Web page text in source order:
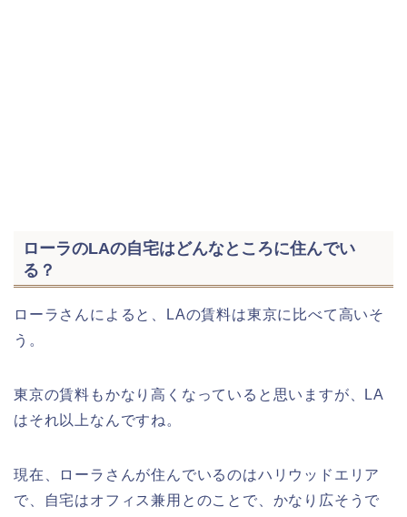
ローラのLAの自宅はどんなところに住んでい
る？
ローラさんによると、LAの賃料は東京に比べて高いそ
う。
東京の賃料もかなり高くなっていると思いますが、LA
はそれ以上なんですね。
現在、ローラさんが住んでいるのはハリウッドエリア
で、自宅はオフィス兼用とのことで、かなり広そうで